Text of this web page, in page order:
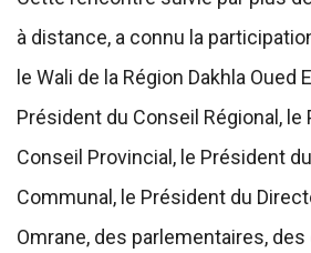
à distance, a connu la
le Wali de la Région Dakhla Oued
Président du Conseil Régional, le
Conseil Provincial, le Président
Communal, le Président du
Omrane, des parlementaires, des